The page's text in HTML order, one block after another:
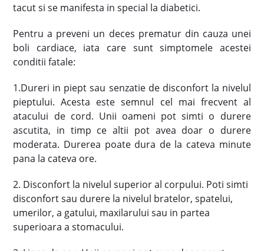
tacut si se manifesta in special la diabetici.
Pentru a preveni un deces prematur din cauza unei
boli cardiace, iata care sunt simptomele acestei
conditii fatale:
1.Dureri in piept sau senzatie de disconfort la nivelul
pieptului. Acesta este semnul cel mai frecvent al
atacului de cord. Unii oameni pot simti o durere
ascutita, in timp ce altii pot avea doar o durere
moderata. Durerea poate dura de la cateva minute
pana la cateva ore.
2. Disconfort la nivelul superior al corpului. Poti simti
disconfort sau durere la nivelul bratelor, spatelui,
umerilor, a gatului, maxilarului sau in partea
superioara a stomacului.